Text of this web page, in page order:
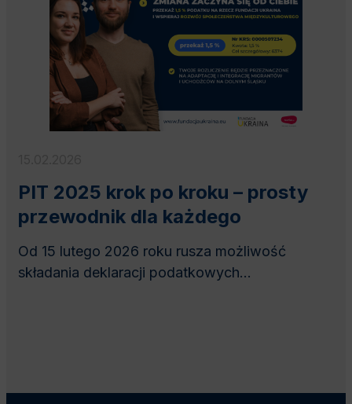
PIT 2025 krok po kroku – prosty
przewodnik dla każdego
Od 15 lutego 2026 roku rusza możliwość
składania deklaracji podatkowych...